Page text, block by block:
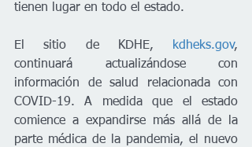
tienen lugar en todo el estado.
El sitio de KDHE, kdheks.gov,
continuará actualizándose con
información de salud relacionada con
COVID-19. A medida que el estado
comience a expandirse más allá de la
parte médica de la pandemia, el nuevo